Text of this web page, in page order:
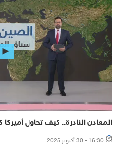
المعادن النادرة.. كيف تحاول
16:30 - 30 أكتوبر 2025